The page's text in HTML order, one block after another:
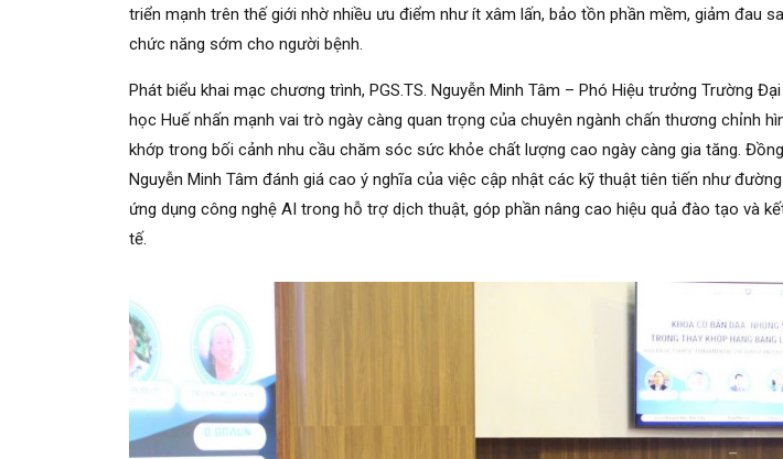
triển mạnh trên thế giới nhờ nhiều ưu điểm như ít xâm lấn, bảo tồn phần mềm, giảm đau
chức năng sớm cho người bệnh.
Phát biểu khai mạc chương trình, PGS.TS. Nguyễn Minh Tâm – Phó Hiệu trưởng Trường
học Huế nhấn mạnh vai trò ngày càng quan trọng của chuyên ngành chấn thương chỉnh
khớp trong bối cảnh nhu cầu chăm sóc sức khỏe chất lượng cao ngày càng gia tăng. Đồng
Nguyễn Minh Tâm đánh giá cao ý nghĩa của việc cập nhật các kỹ thuật tiên tiến như
ứng dụng công nghệ AI trong hỗ trợ dịch thuật, góp phần nâng cao hiệu quả đào tạo và
tế.